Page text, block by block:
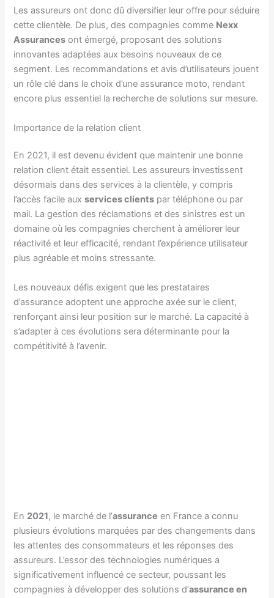
Les assureurs ont donc dû diversifier leur offre pour séduire
cette clientèle. De plus, des compagnies comme Nexx
Assurances ont émergé, proposant des solutions
innovantes adaptées aux besoins nouveaux de ce
segment. Les recommandations et avis d’utilisateurs jouent
un rôle clé dans le choix d’une assurance moto, rendant
encore plus essentiel la recherche de solutions sur mesure.
Importance de la relation client
En 2021, il est devenu évident que maintenir une bonne
relation client était essentiel. Les assureurs investissent
désormais dans des services à la clientèle, y compris
l’accès facile auxservices clients par téléphone ou par
mail. La gestion des réclamations et des sinistres est un
domaine où les compagnies cherchent à améliorer leur
réactivité et leur efficacité, rendant l’expérience utilisateur
plus agréable et moins stressante.
Les nouveaux défis exigent que les prestataires
d’assurance adoptent une approche axée sur le client,
renforçant ainsi leur position sur le marché. La capacité à
s’adapter à ces évolutions sera déterminante pour la
compétitivité à l’avenir.
En 2021, le marché de l’assurance en France a connu
plusieurs évolutions marquées par des changements dans
les attentes des consommateurs et les réponses des
assureurs. L’essor des technologies numériques a
significativement influencé ce secteur, poussant les
compagnies à développer des solutions d’assurance en